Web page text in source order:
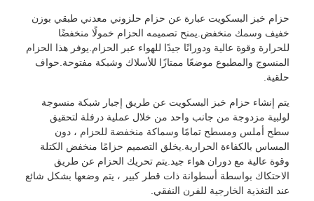
حزام خبز البسكويت عبارة عن حزام حلزوني معدني طبقي بوزن
خفيف وسمك منخفض.يمنح تصميمه الحزام خمولًا منخفضًا
للحرارة وقوة عالية ودورانًا جيدًا للهواء عبر الحزام.يوفر هذا الحزام
المنسوج والمطبوع موضعًا ممتازًا للأسلاك وشبكة مفتوحة.حواف
حلقية.
يتم إنشاء حزام خبز البسكويت عن طريق إجبار شبكة منسوجة
لولبية مزدوجة من جانب واحد من خلال عملية درفلة لتحقيق
سطح أملس ومسطح تمامًا وسماكة منخفضة للحزام ، دون
المساس بالكفاءة الحرارية.يخلق التصميم حزامًا منخفض الكتلة
وقوة عالية مع دوران هواء جيد.يتم تحريك الحزام عن طريق
الاحتكاك بواسطة أسطوانة ذات قطر كبير ، يتم وضعها بشكل شائع
عند التغذية الخارجية للفرن النفقي.